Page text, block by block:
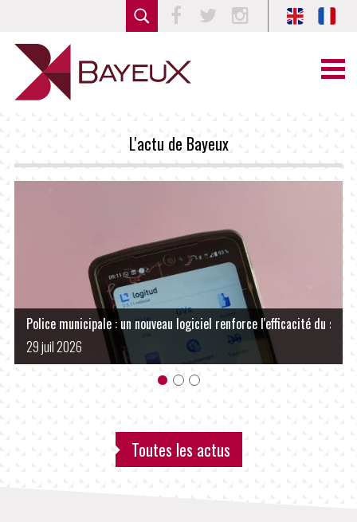
L'actu de Bayeux
LIRE LA SUITE
Police municipale : un nouveau logiciel renforce l'efficacité du
29 juil 2026
Toutes les actus